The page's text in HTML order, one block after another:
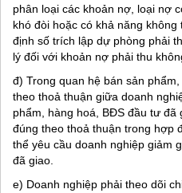
phân loại các khoản nợ, loại nợ
khó đòi hoặc có khả năng
định số trích lập dự phòng phải
lý đối với khoản nợ phải thu
đ) Trong quan hệ bán sản
theo thoả thuận giữa doanh
phẩm, hàng hoá, BĐS đầu tư đã
đúng theo thoả thuận trong hợp
thể yêu cầu doanh nghiệp giảm
đã giao.
e) Doanh nghiệp phải theo dõi